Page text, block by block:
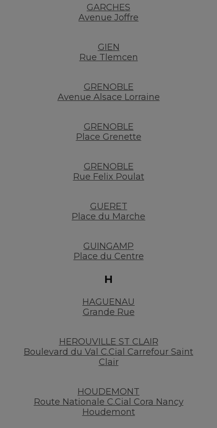
GARCHES
Avenue Joffre
GIEN
Rue Tlemcen
GRENOBLE
Avenue Alsace Lorraine
GRENOBLE
Place Grenette
GRENOBLE
Rue Felix Poulat
GUERET
Place du Marche
GUINGAMP
Place du Centre
H
HAGUENAU
Grande Rue
HEROUVILLE ST CLAIR
Boulevard du Val C.Cial Carrefour Saint
Clair
HOUDEMONT
Route Nationale C.Cial Cora Nancy
Houdemont